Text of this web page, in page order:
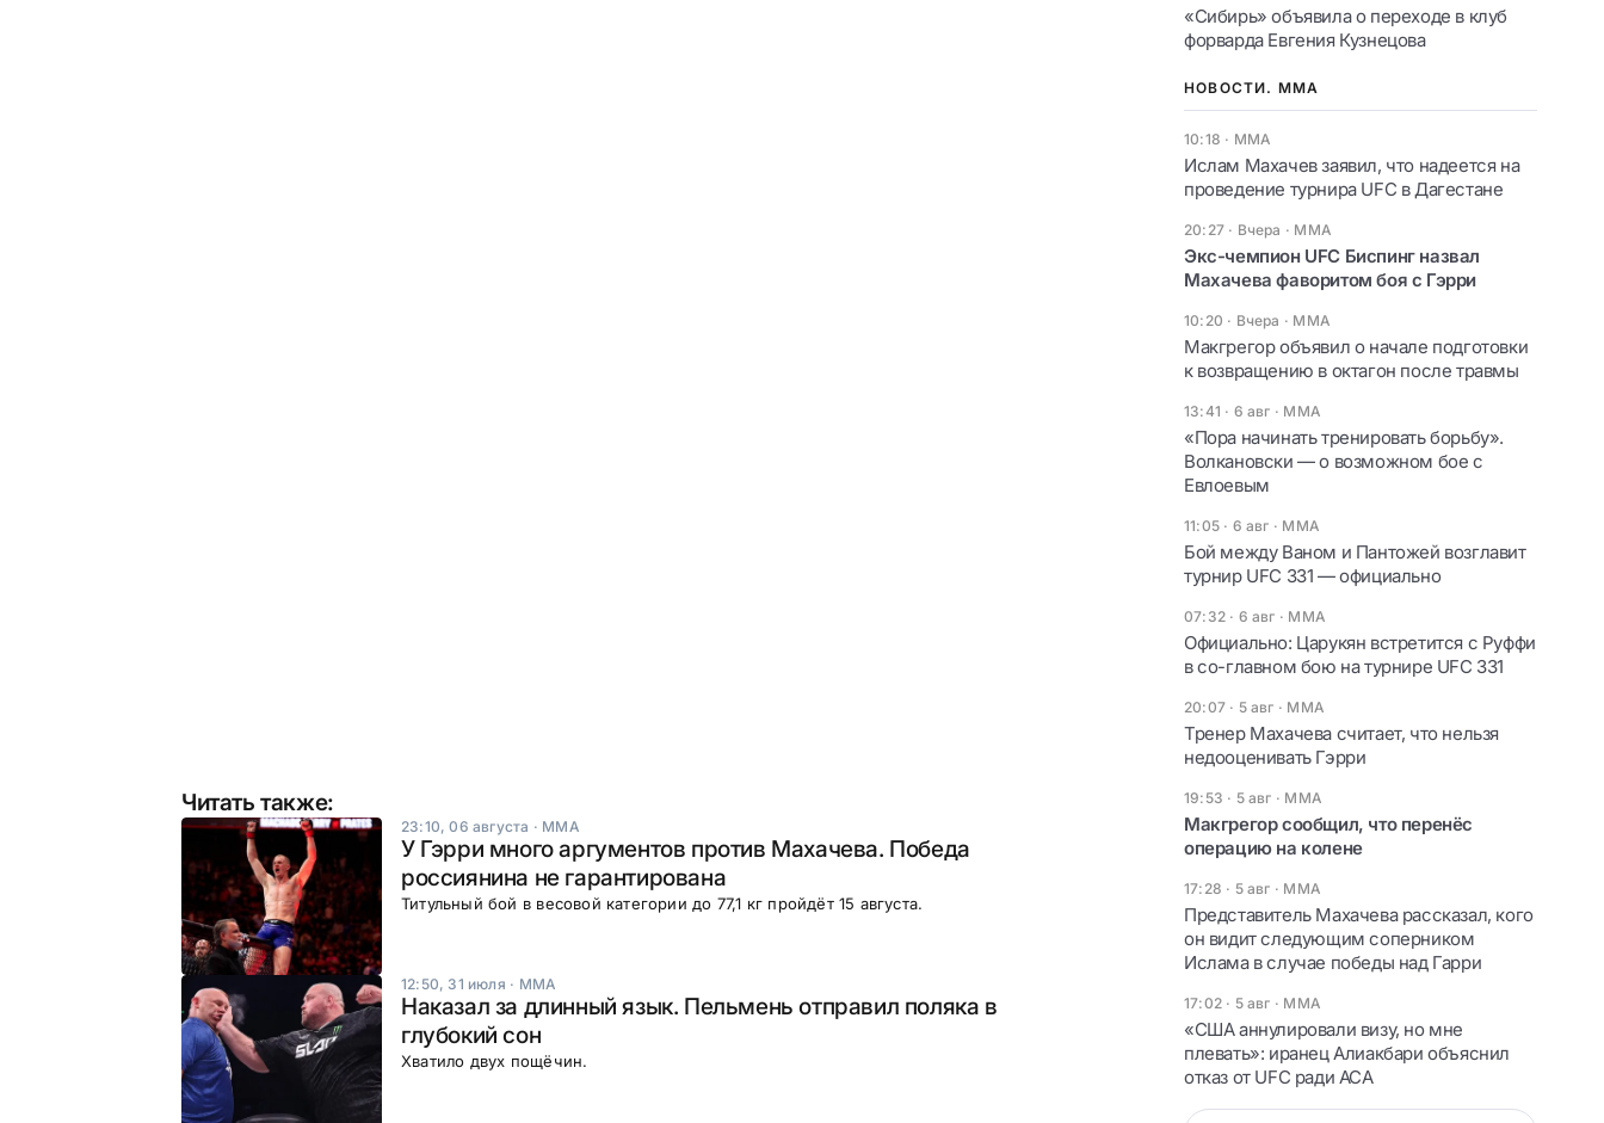
Читать также:
23:10, 06 августа · ММА
У Гэрри много аргументов против Махачева. Победа
россиянина не гарантирована
Титульный бой в весовой категории до 77,1 кг пройдёт 15 августа.
12:50, 31 июля · ММА
Наказал за длинный язык. Пельмень отправил поляка в
глубокий сон
Хватило двух пощёчин.
«Сибирь» объявила о переходе в клуб
форварда Евгения Кузнецова
НОВОСТИ. ММА
10:18 · ММА
Ислам Махачев заявил, что надеется на
проведение турнира UFC в Дагестане
20:27 · Вчера · ММА
Экс-чемпион UFC Биспинг назвал
Махачева фаворитом боя с Гэрри
10:20 · Вчера · ММА
Макгрегор объявил о начале подготовки
к возвращению в октагон после травмы
13:41 · 6 авг · ММА
«Пора начинать тренировать борьбу».
Волкановски — о возможном бое с
Евлоевым
11:05 · 6 авг · ММА
Бой между Ваном и Пантожей возглавит
турнир UFC 331 — официально
07:32 · 6 авг · ММА
Официально: Царукян встретится с Руффи
в со-главном бою на турнире UFC 331
20:07 · 5 авг · ММА
Тренер Махачева считает, что нельзя
недооценивать Гэрри
19:53 · 5 авг · ММА
Макгрегор сообщил, что перенёс
операцию на колене
17:28 · 5 авг · ММА
Представитель Махачева рассказал, кого
он видит следующим соперником
Ислама в случае победы над Гарри
17:02 · 5 авг · ММА
«США аннулировали визу, но мне
плевать»: иранец Алиакбари объяснил
отказ от UFC ради ACA